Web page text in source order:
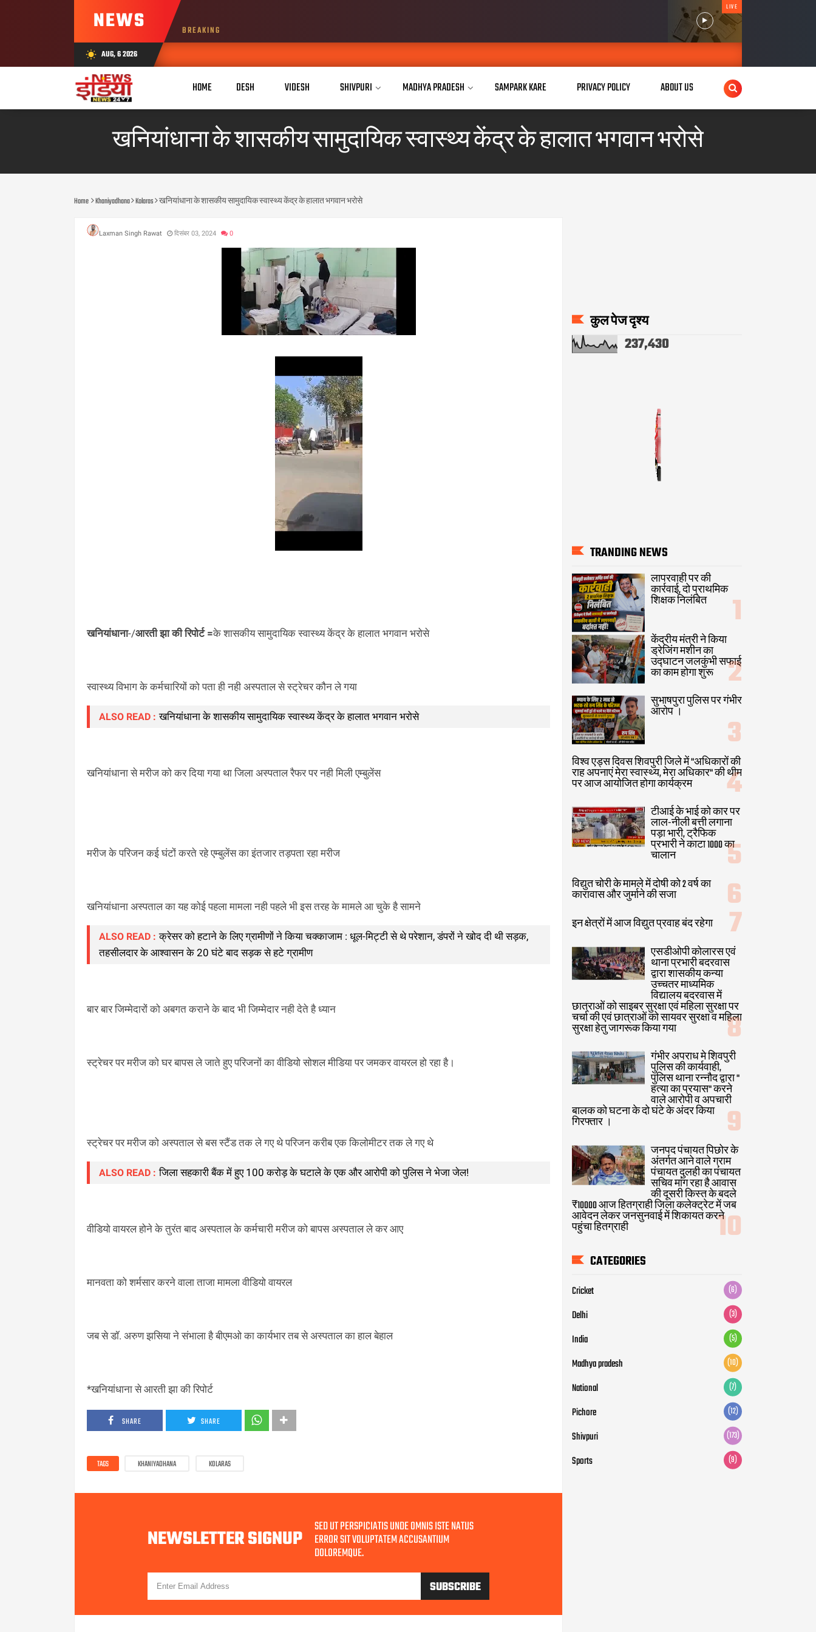
NEWS BREAKING
LIVE
wb_sunny AUG, 6 2026
HOME DESH VIDESH SHIVPURI MADHYA PRADESH SAMPARK KARE PRIVACY POLICY ABOUT US
खनियांधाना के शासकीय सामुदायिक स्वास्थ्य केंद्र के हालात भगवान भरोसे
Home Khaniyadhana Kolaras खनियांधाना के शासकीय सामुदायिक स्वास्थ्य केंद्र के हालात भगवान भरोसे
Laxman Singh Rawat दिसंबर 03, 2024 0
खनियांधाना-/आरती झा की रिपोर्ट =के शासकीय सामुदायिक स्वास्थ्य केंद्र के हालात भगवान भरोसे
स्वास्थ्य विभाग के कर्मचारियों को पता ही नही अस्पताल से स्ट्रेचर कौन ले गया
ALSO READ : खनियांधाना के शासकीय सामुदायिक स्वास्थ्य केंद्र के हालात भगवान भरोसे
खनियांधाना से मरीज को कर दिया गया था जिला अस्पताल रैफर पर नही मिली एम्बुलेंस
मरीज के परिजन कई घंटों करते रहे एम्बुलेंस का इंतजार तड़पता रहा मरीज
खनियांधाना अस्पताल का यह कोई पहला मामला नही पहले भी इस तरह के मामले आ चुके है सामने
ALSO READ : क्रेसर को हटाने के लिए ग्रामीणों ने किया चक्काजाम : धूल-मिट्टी से थे परेशान, डंपरों ने खोद दी थी सड़क,
तहसीलदार के आश्वासन के 20 घंटे बाद सड़क से हटे ग्रामीण
बार बार जिम्मेदारों को अबगत कराने के बाद भी जिम्मेदार नही देते है ध्यान
स्ट्रेचर पर मरीज को घर बापस ले जाते हुए परिजनों का वीडियो सोशल मीडिया पर जमकर वायरल हो रहा है।
स्ट्रेचर पर मरीज को अस्पताल से बस स्टैंड तक ले गए थे परिजन करीब एक किलोमीटर तक ले गए थे
ALSO READ : जिला सहकारी बैंक में हुए 100 करोड़ के घटाले के एक और आरोपी को पुलिस ने भेजा जेल!
वीडियो वायरल होने के तुरंत बाद अस्पताल के कर्मचारी मरीज को बापस अस्पताल ले कर आए
मानवता को शर्मसार करने वाला ताजा मामला वीडियो वायरल
जब से डॉ. अरुण झसिया ने संभाला है बीएमओ का कार्यभार तब से अस्पताल का हाल बेहाल
*खनियांधाना से आरती झा की रिपोर्ट
SHARE SHARE
TAGS KHANIYADHANA KOLARAS
NEWSLETTER SIGNUP SED UT PERSPICIATIS UNDE OMNIS ISTE NATUS
ERROR SIT VOLUPTATEM ACCUSANTIUM
DOLOREMQUE.
कुल पेज दृश्य
237,430
TRANDING NEWS
लापरवाही पर की
कार्रवाई, दो प्राथमिक
शिक्षक निलंबित
केंद्रीय मंत्री ने किया
ड्रेजिंग मशीन का
उद्घाटन जलकुंभी सफाई
का काम होगा शुरू
सुभाषपुरा पुलिस पर गंभीर
आरोप ।
विश्व एड्स दिवस शिवपुरी जिले में "अधिकारों की
राह अपनाएं मेरा स्वास्थ्य, मेरा अधिकार" की थीम
पर आज आयोजित होगा कार्यक्रम
टीआई के भाई को कार पर
लाल-नीली बत्ती लगाना
पड़ा भारी, ट्रैफिक
प्रभारी ने काटा 1000 का
चालान
विद्युत चोरी के मामले में दोषी को 2 वर्ष का
कारावास और जुर्माने की सजा
इन क्षेत्रों में आज विद्युत प्रवाह बंद रहेगा
एसडीओपी कोलारस एवं
थाना प्रभारी बदरवास
द्वारा शासकीय कन्या
उच्चतर माध्यमिक
विद्यालय बदरवास में
छात्राओं को साइबर सुरक्षा एवं महिला सुरक्षा पर
चर्चा की एवं छात्राओं को सायवर सुरक्षा व महिला
सुरक्षा हेतु जागरूक किया गया
गंभीर अपराध मे शिवपुरी
पुलिस की कार्यवाही,
पुलिस थाना रन्नौद द्वारा "
हत्या का प्रयास" करने
वाले आरोपी व अपचारी
बालक को घटना के दो घंटे के अंदर किया
गिरफ्तार ।
जनपद पंचायत पिछोर के
अंतर्गत आने वाले ग्राम
पंचायत दुलही का पंचायत
सचिव मांग रहा है आवास
की दूसरी किस्त के बदले
₹10000 आज हितग्राही जिला कलेक्ट्रेट में जब
आवेदन लेकर जनसुनवाई में शिकायत करने
पहुंचा हितग्राही
CATEGORIES
Cricket (6)
Delhi (3)
India (5)
Madhya pradesh (10)
National (7)
Pichore (12)
Shivpuri (173)
Sports (9)